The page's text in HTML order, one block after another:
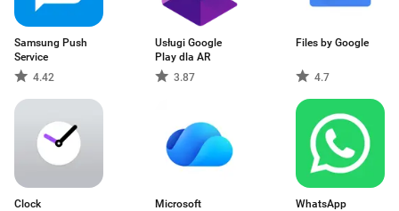
Samsung Push
Service
4.42
Usługi Google
Play dla AR
3.87
Files by Google
4.7
Clock
Microsoft
WhatsApp